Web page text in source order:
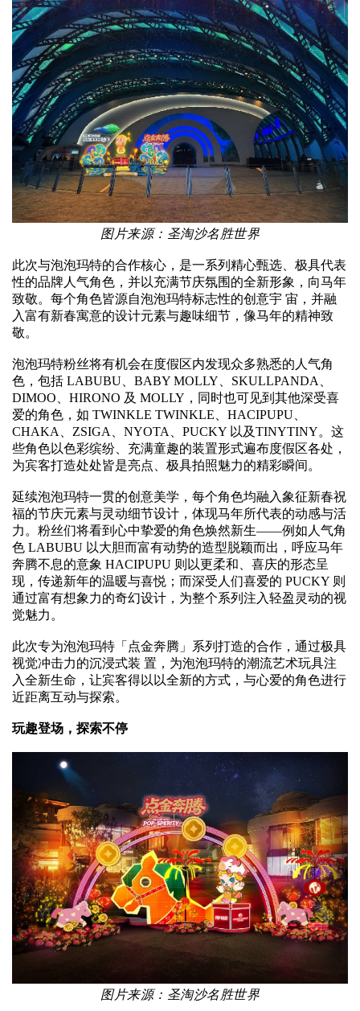
图片来源：圣淘沙名胜世界
此次与泡泡玛特的合作核心，是一系列精心甄选、极具代表
性的品牌人气角色，并以充满节庆氛围的全新形象，向马年
致敬。每个角色皆源自泡泡玛特标志性的创意宇 宙，并融
入富有新春寓意的设计元素与趣味细节，像马年的精神致
敬。
泡泡玛特粉丝将有机会在度假区内发现众多熟悉的人气角
色，包括 LABUBU、BABY MOLLY、SKULLPANDA、
DIMOO、HIRONO 及 MOLLY，同时也可见到其他深受喜
爱的角色，如 TWINKLE TWINKLE、HACIPUPU、
CHAKA、ZSIGA、NYOTA、PUCKY 以及TINYTINY。这
些角色以色彩缤纷、充满童趣的装置形式遍布度假区各处，
为宾客打造处处皆是亮点、极具拍照魅力的精彩瞬间。
延续泡泡玛特一贯的创意美学，每个角色均融入象征新春祝
福的节庆元素与灵动细节设计，体现马年所代表的动感与活
力。粉丝们将看到心中挚爱的角色焕然新生——例如人气角
色 LABUBU 以大胆而富有动势的造型脱颖而出，呼应马年
奔腾不息的意象 HACIPUPU 则以更柔和、喜庆的形态呈
现，传递新年的温暖与喜悦；而深受人们喜爱的 PUCKY 则
通过富有想象力的奇幻设计，为整个系列注入轻盈灵动的视
觉魅力。
此次专为泡泡玛特「点金奔腾」系列打造的合作，通过极具
视觉冲击力的沉浸式装 置，为泡泡玛特的潮流艺术玩具注
入全新生命，让宾客得以以全新的方式，与心爱的角色进行
近距离互动与探索。
玩趣登场，探索不停
图片来源：圣淘沙名胜世界